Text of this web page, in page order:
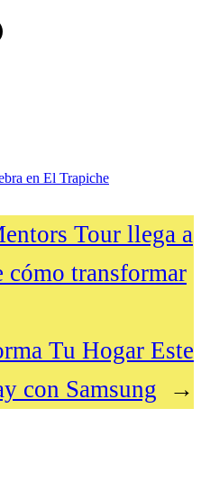
en El Trapiche
Tour llega a
cómo transformar
Tu Hogar Este
con Samsung
→